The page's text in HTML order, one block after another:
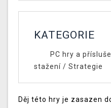
KATEGORIE
PC hry a
stažení / Strategie
Děj této hry je zasazen